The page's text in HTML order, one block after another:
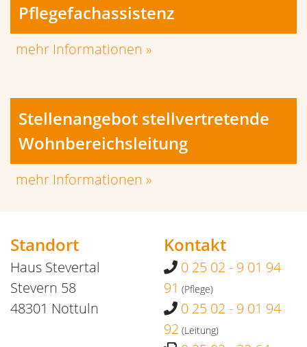
Pflegefachassistenz
mehr Informationen »
Stellenangebot stellvertretende
Wohnbereichsleitung
mehr Informationen »
Standort
Haus Stevertal
Stevern 58
48301 Nottuln
Kontakt
0 25 02 - 9 01 94
91 (Pflege)
0 25 02 - 9 01 94
92 (Leitung)